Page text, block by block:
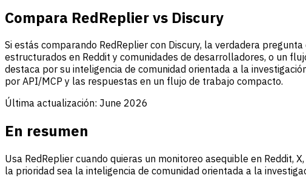
Compara RedReplier vs Discury
Si estás comparando RedReplier con Discury, la verdadera
estructurados en Reddit y comunidades de desarrolladores, o un
destaca por su inteligencia de comunidad orientada a la
por API/MCP y las respuestas en un flujo de trabajo compacto.
Última actualización: June 2026
En resumen
Usa RedReplier cuando quieras un monitoreo asequible en Reddit,
la prioridad sea la inteligencia de comunidad orientada a la